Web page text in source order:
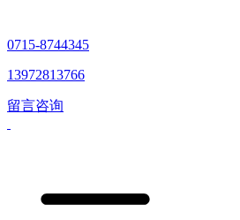
0715-8744345
13972813766
留言咨询